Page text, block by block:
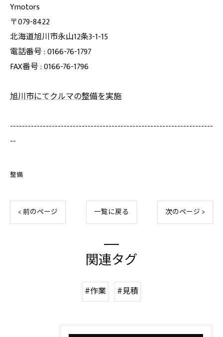
Ymotors
〒079-8422
北海道旭川市永山12条3-1-15
電話番号 : 0166-76-1797
FAX番号 : 0166-76-1796
旭川市にてクルマの整備を実施
--------------------------------------------------------------------
--
整備
< 前のページ 一覧に戻る 次のページ >
関連タグ
#作業 #見積